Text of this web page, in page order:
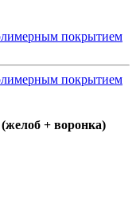
+ воронка)